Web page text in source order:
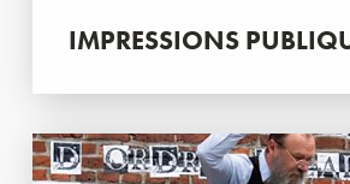
IMPRESSIONS